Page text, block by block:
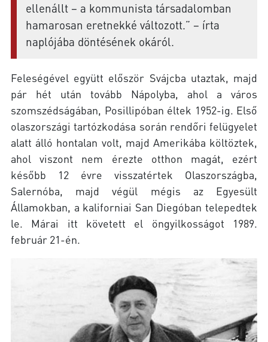
ellenállt – a kommunista társadalomban
hamarosan eretnekké változott.” – írta
naplójába döntésének okáról.
Feleségével együtt először Svájcba utaztak, majd
pár hét után tovább Nápolyba, ahol a város
szomszédságában, Posillipóban éltek 1952-ig. Első
olaszországi tartózkodása során rendőri felügyelet
alatt álló hontalan volt, majd Amerikába költöztek,
ahol viszont nem érezte otthon magát, ezért
később 12 évre visszatértek Olaszországba,
Salernóba, majd végül mégis az Egyesült
Államokban, a kaliforniai San Diegóban telepedtek
le. Márai itt követett el öngyilkosságot 1989.
február 21-én.